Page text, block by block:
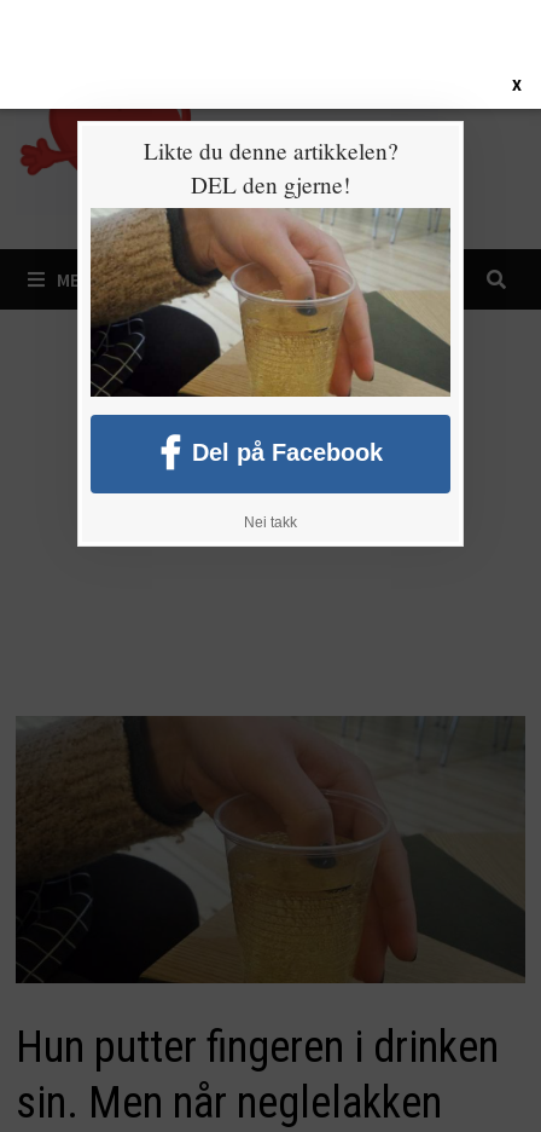
MENY
Hun putter fingeren i drinken
sin. Men når neglelakken
X
Likte du denne artikkelen?
DEL den gjerne!
Del på Facebook
Nei takk